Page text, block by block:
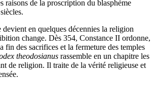
raisons de la proscription du blasphème
en quelques décennies la religion
change. Dès 354, Constance II ordonne,
fin des sacrifices et la fermeture des temples
theodosianus rassemble en un chapitre les
de religion. Il traite de la vérité religieuse et